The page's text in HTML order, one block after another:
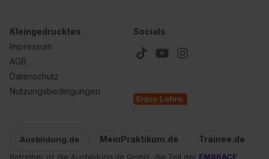
Kleingedrucktes
Impressum
AGB
Datenschutz
Nutzungsbedingungen
Socials
Ausbildung.de MeinPraktikum.de Trainee.de
Betreiber ist die Ausbildung.de GmbH, die Teil der EMBRACE